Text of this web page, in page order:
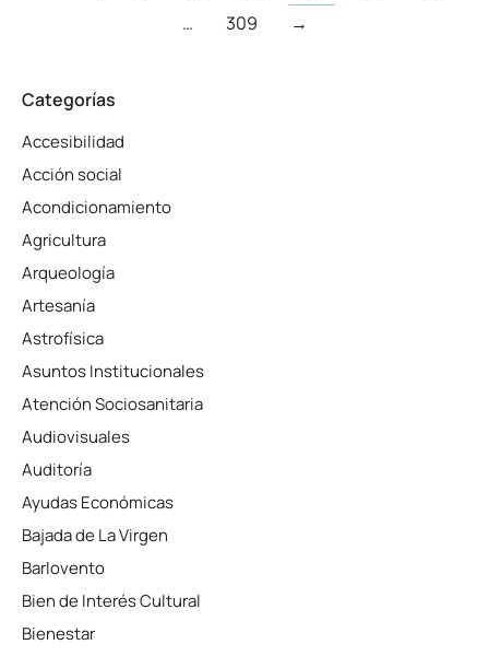
…
309 →
Categorías
Accesibilidad
Acción social
Acondicionamiento
Agricultura
Arqueología
Artesanía
Astrofísica
Asuntos Institucionales
Atención Sociosanitaria
Audiovisuales
Auditoría
Ayudas Económicas
Bajada de La Virgen
Barlovento
Bien de Interés Cultural
Bienestar